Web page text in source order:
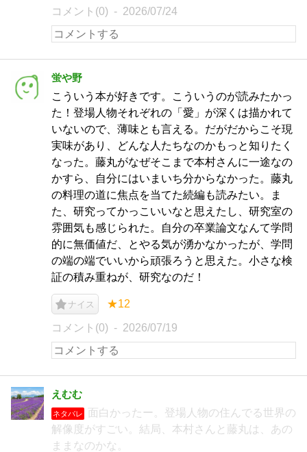
コメント(0) 2026/07/24
蛍や野
こういう本が好きです。こういうのが読みたかっ
た！登場人物それぞれの「愛」が深くは描かれて
いないので、薄味とも言える。だがだからこそ現
実味があり、どんな人たちなのかもっと知りたく
なった。藤丸がなぜそこまで本村さんに一途なの
かすら、自分にはいまいち分からなかった。藤丸
の料理の道に焦点を当てた続編も読みたい。ま
た、研究ってかっこいいなと思えたし、研究室の
雰囲気も感じられた。自分の卒業論文なんて学問
的に無価値だ、とやる気が湧かなかったが、学問
の端の端でいいから頑張ろうと思えた。小さな検
証の積み重ねが、研究なのだ！
ナイス ★12
コメント(0) 2026/07/19
えむむ
ネタバレ
面白かったー。登場人物の住んでる世界の
解像度がすごい。結局、本村さんと藤丸は、あの
ままなのかな。